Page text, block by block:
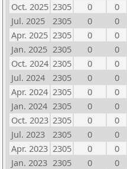
Oct. 2025 2305 0
0
Jul. 2025
2305 0
0
Apr. 2025 2305 0
0
Jan. 2025 2305 0
0
Oct. 2024 2305 0
0
Jul. 2024
2305 0
0
Apr. 2024 2305 0
0
Jan. 2024 2305 0
0
Oct. 2023 2305 0
0
Jul. 2023
2305 0
0
Apr. 2023 2305 0
0
Jan. 2023 2305 0
0